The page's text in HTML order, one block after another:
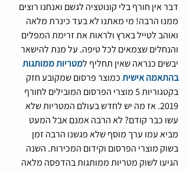
דבר אין חורף בלי קונוטציה לגשם ואנחנו רוצים
ממנו הרבה! מי מאתנו לא בעד כינרת מלאה
ואוהב לטייל בארץ ולראות את זרימת המפלים
והנחלים שצמאים לכל טיפה. על מנת להישאר
יבשים כנראה שאין תחליף למטריות ממותגות
בהתאמה אישית כמוצר פרסום שמקובע חזק
בקטגוריות 5 מוצרי הפרסום המובילים לחורף
2019. אז מה יש לחדש בעולם המטריות שלא
עשו כבר קודם? לא הרבה אמנם אבל המעט
מביא עמו ערך מוסף שלא פגשנו הרבה זמן
בשוק מוצרי הפרסום וקידום המכירות. השנה
הגיעו לשוק מטריות ממותגות בהדפסה מלאה